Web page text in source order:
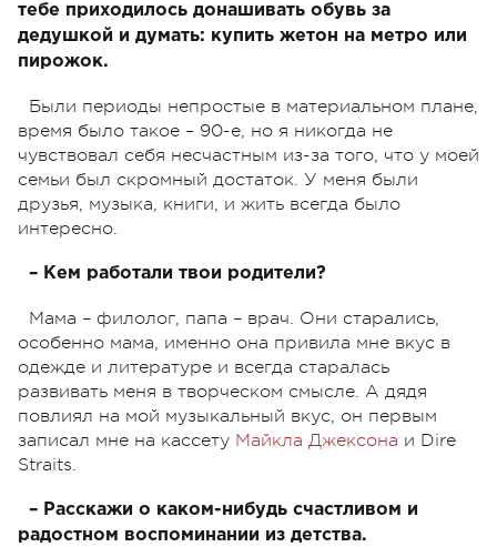
тебе приходилось донашивать обувь за
дедушкой и думать: купить жетон на метро или
пирожок.
Были периоды непростые в материальном плане,
время было такое – 90-е, но я никогда не
чувствовал себя несчастным из-за того, что у моей
семьи был скромный достаток. У меня были
друзья, музыка, книги, и жить всегда было
интересно.
– Кем работали твои родители?
Мама – филолог, папа – врач. Они старались,
особенно мама, именно она привила мне вкус в
одежде и литературе и всегда старалась
развивать меня в творческом смысле. А дядя
повлиял на мой музыкальный вкус, он первым
записал мне на кассету Майкла Джексона и Dire
Straits.
– Расскажи о каком-нибудь счастливом и
радостном воспоминании из детства.